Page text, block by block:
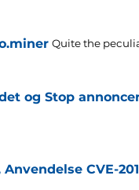
Quite the
og Stop
CVE-